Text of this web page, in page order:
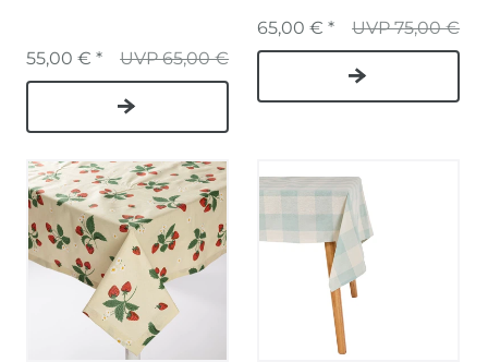
UVP 65,00 €
55,00 € *
UVP 75,00 €
65,00 € *